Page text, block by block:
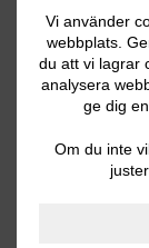
Vi använder
webbplats.
du att vi lagrar
analysera
ge dig
Om du inte
Ditt
mina